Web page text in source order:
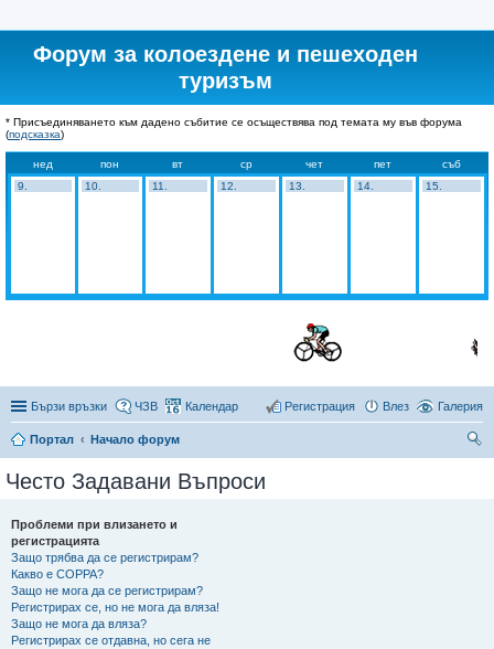
Форум за колоездене и пешеходен
туризъм
* Присъединяването към дадено събитие се осъществява под темата му във форума
(подсказка)
нед пон вт ср чет пет
съб
9.
10. 11. 12. 13. 14. 15.
Бързи връзки Галерия
ЧЗВ Календар Влез
Регистрация
Портал
Начало форум
Често Задавани Въпроси
Проблеми при влизането и
регистрацията
Защо трябва да се регистрирам?
Какво е COPPA?
Защо не мога да се регистрирам?
Регистрирах се, но не мога да вляза!
Защо не мога да вляза?
Регистрирах се отдавна, но сега не